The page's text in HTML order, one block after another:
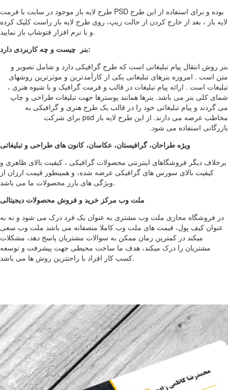
طرح لایه باز موجود در سایت با فرمت PSD بوده و برای استفاده از این طرح
لایه باز ، بعد از خارج کردن از حالت زیپ، روی طرح لایه باز راست کلیک کرده
و با نرم افزار فتوشاپ باز نمایید.
بنر چیست و چه کاربردی دارد:
بنر روش انتقال پیام تبلیغاتی است که طرح گرافیکی دارد و شامل تصویر و
متن است . امروزه بنرهای تبلیغاتی یکی از کارآمدترین و موثرترین روشهای
تبلیغات است . ارائه پیام تبلیغات در قالب و فرمت گرافیک و با شیوه هنری ،
شمای کلی بنر می باشد. بنرها همانند پوسترها جهت تبلیغات طراحی و چاپ
می گردند و پیام تبلیغاتی خود را در قالب یک طرح هنری و گرافیکی به
مخاطب عرضه می دارند. از این طرح لایه باز psd برای شرکت
بازرگانی استفاده می شود.
ویژه طراحان، گرافیستان، عکاسان، کانون های طراحی و تبلیغاتی
برخلاف دیگر فروشگاهای اینترنتی محصولات گرافیکی ، کیفیت بالای ظاهری و
کیفیت بالای سورس های گرافیکی عرضه شده، و همینطور قیمت ارزان از
ویژگی های بارز محصولات ما می باشد.
ملت وب مرکز خرید و فروش محصولات دیجیتالی
در فروشگاه مجازی ملت وب مشتری به عنوان یک فرد درک می شود و نه به
عنوان کیف پول، قیمت های ملت وب کاملا منصفانه می باشد ملت وب سعی
میکند در کمترین زمان ممکن به سوالات مشتریان پاسخ دهد، مشکلات
مشتریان را درک میکند، هدف ما ساخت محیطی جهت پیشرفت و توسعه
کسب کار افراد با راحتترین روش ها می باشد.